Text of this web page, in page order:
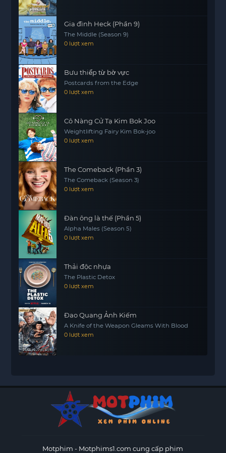
“Kẻ Thù Hoàng Gia Của Tôi” không chỉ là một câu
chuyện về sự phục sinh mà còn là hành
motphims1.comtrình tìm kiếm bản thân và đấu
tranh để thay đổi số phận. Những mâu thuẫn giữa
quá khứ và hiện tại, giữa quyền lực và tình cảm sẽ
khiến khán giả không thể rời mắt khỏi màn hình.
Hãy cùng theo dõi và khám phá liệu một ác nữ có
thể tìm thấy ánh sáng trong bóng tối của chính
mình hay không.
Gia đình Heck (Phần 9)
The Middle (Season 9)
0 lượt xem
Bưu thiếp từ bờ vực
Postcards from the Edge
0 lượt xem
Cô Nàng Cử Tạ Kim Bok Joo
Weightlifting Fairy Kim Bok-joo
0 lượt xem
The Comeback (Phần 3)
The Comeback (Season 3)
0 lượt xem
Đàn ông là thế (Phần 5)
Alpha Males (Season 5)
0 lượt xem
Thải độc nhựa
The Plastic Detox
0 lượt xem
Đao Quang Ảnh Kiếm
A Knife of the Weapon Gleams With Blood
0 lượt xem
Motphim - Motphims1.com cung cấp phim